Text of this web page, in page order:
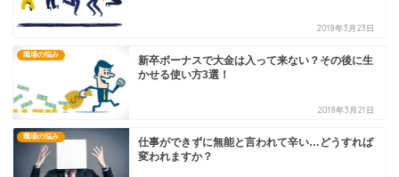
2018年3月23日
職場の悩み
新卒ボーナスで大金は入って来ない？その後に生
かせる使い方3選！
2018年3月21日
職場の悩み
仕事ができずに無能と言われて辛い…どうすれば
変われますか？